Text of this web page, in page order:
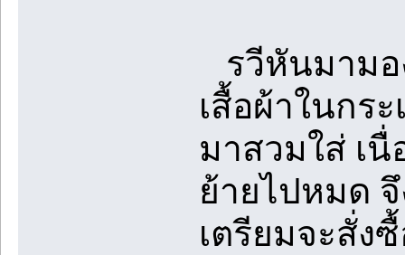
รวีหันมามอ
เสื้อผ้าในกร
มาสวมใส่ เนื่
ย้ายไปหมด
เตรียมจะสั่ง